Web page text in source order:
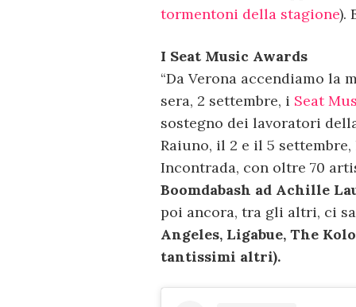
tormentoni della stagione).
I Seat Music Awards
“Da Verona accendiamo la
sera, 2 settembre, i Seat
sostegno dei lavoratori
Raiuno, il 2 e il 5
Incontrada, con oltre 70
Boomdabash ad Achille
poi ancora, tra gli altri, ci
Angeles, Ligabue, The
tantissimi altri).